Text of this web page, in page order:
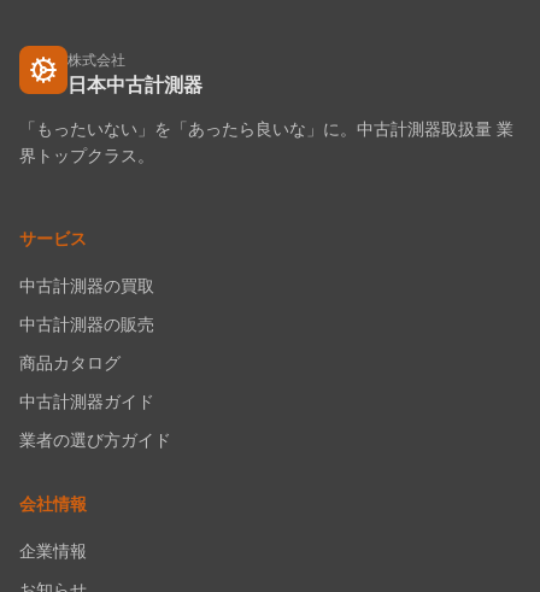
株式会社
日本中古計測器
「もったいない」を「あったら良いな」に。中古計測器取扱量 業
界トップクラス。
サービス
中古計測器の買取
中古計測器の販売
商品カタログ
中古計測器ガイド
業者の選び方ガイド
会社情報
企業情報